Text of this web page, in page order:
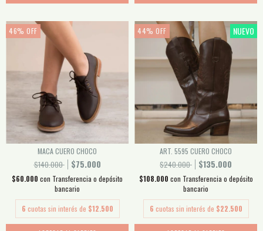
46% OFF
MACA CUERO CHOCO
$140.000
$75.000
$60.000 con Transferencia o depósito
bancario
6 cuotas sin interés de $12.500
44% OFF NUEVO
ART. 5595 CUERO CHOCO
$240.000
$135.000
$108.000 con Transferencia o depósito
bancario
6 cuotas sin interés de $22.500